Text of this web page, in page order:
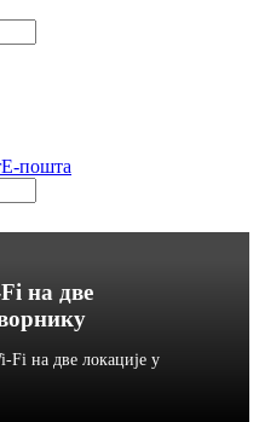
Е-пошта
на две
Fi на две локације у